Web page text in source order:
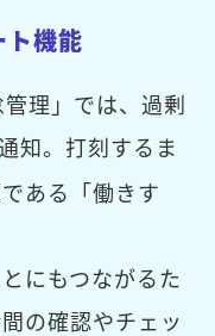
機能
理」では、過剰
知。打刻するま
ある「働きす
にもつながるた
の確認やチェッ